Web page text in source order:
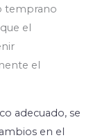
temprano
el
el
adecuado, se
en el